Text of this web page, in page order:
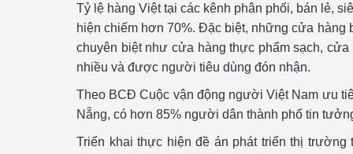
Tỷ lệ hàng Việt tại các kênh phân phối, bán lẻ,
hiện chiếm hơn 70%. Đặc biệt, những cửa hàng
chuyên biệt như cửa hàng thực phẩm sạch,
nhiều và được người tiêu dùng đón nhận.
Theo BCĐ Cuộc vận động người Việt Nam ưu
Nẵng, có hơn 85% người dân thành phố tin
Triển khai thực hiện đề án phát triển thị